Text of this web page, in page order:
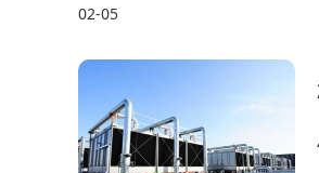
花费少量时间体验流程，即
社交的基础设施。
02-05